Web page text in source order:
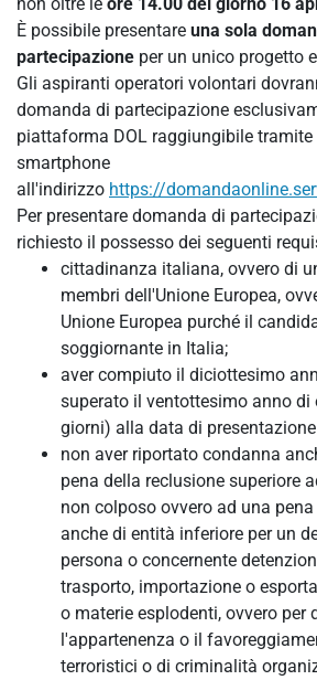
È possibile presentare una sola
partecipazione per un unico progetto
Gli aspiranti operatori volontari
domanda di partecipazione
piattaforma DOL raggiungibile tramite
smartphone
all'indirizzo https://
Per presentare domanda di
richiesto il possesso dei seguenti
cittadinanza italiana, ovvero di
membri dell'Unione Europea,
Unione Europea purché il
soggiornante in Italia;
aver compiuto il diciottesimo
superato il ventottesimo anno di
giorni) alla data di
non aver riportato condanna
pena della reclusione superiore
non colposo ovvero ad una
anche di entità inferiore per un
persona o concernente
trasporto, importazione o
o materie esplodenti, ovvero per
l'appartenenza o il
terroristici o di criminalità